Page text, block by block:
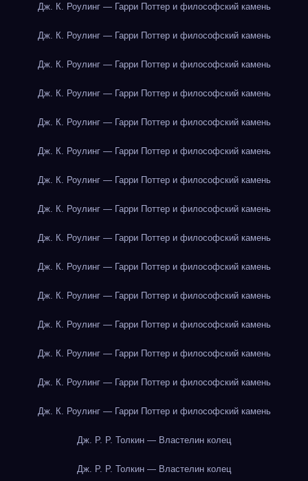
Дж. К. Роулинг — Гарри Поттер и философский камень
Дж. К. Роулинг — Гарри Поттер и философский камень
Дж. К. Роулинг — Гарри Поттер и философский камень
Дж. К. Роулинг — Гарри Поттер и философский камень
Дж. К. Роулинг — Гарри Поттер и философский камень
Дж. К. Роулинг — Гарри Поттер и философский камень
Дж. К. Роулинг — Гарри Поттер и философский камень
Дж. К. Роулинг — Гарри Поттер и философский камень
Дж. К. Роулинг — Гарри Поттер и философский камень
Дж. К. Роулинг — Гарри Поттер и философский камень
Дж. К. Роулинг — Гарри Поттер и философский камень
Дж. К. Роулинг — Гарри Поттер и философский камень
Дж. К. Роулинг — Гарри Поттер и философский камень
Дж. К. Роулинг — Гарри Поттер и философский камень
Дж. К. Роулинг — Гарри Поттер и философский камень
Дж. Р. Р. Толкин — Властелин колец
Дж. Р. Р. Толкин — Властелин колец